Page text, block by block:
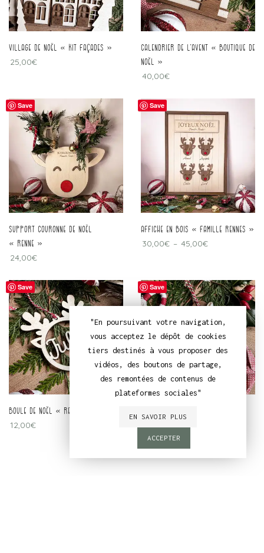
Village de Noël « kit façades »
25,00€
Calendrier de l’avent « boutique de
Noël »
40,00€
Save
Support couronne de Noël
« Renne »
24,00€
Save
Affiche en bois « Famille Rennes »
30,00€ – 45,00€
Save
boule de Noël « renne »
12,00€
Save
découper »
15,00€
"En poursuivant votre navigation,
vous acceptez le dépôt de cookies
tiers destinés à vous proposer des
vidéos, des boutons de partage,
des remontées de contenus de
plateformes sociales"
EN SAVOIR PLUS
ACCEPTER